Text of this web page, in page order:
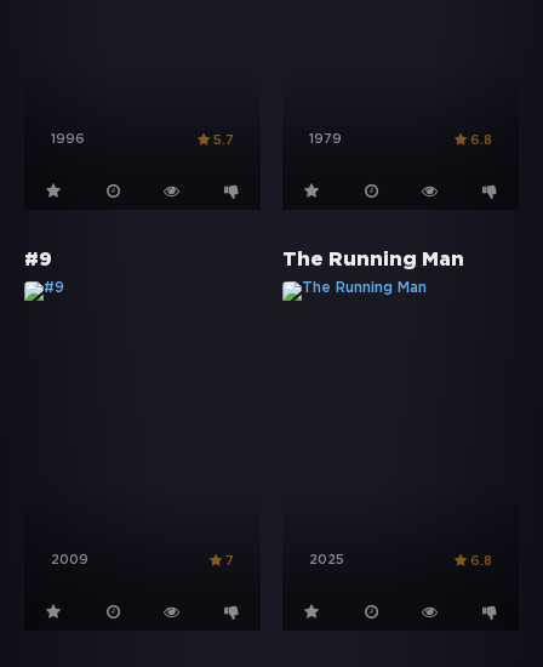
1996 5.7 1979 6.8
#9
2009 7
The Running Man
2025 6.8